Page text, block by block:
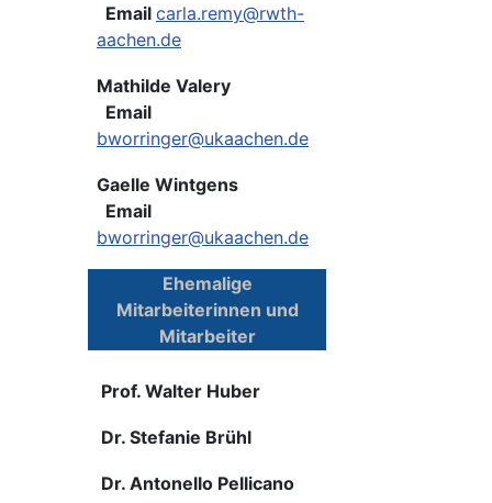
Email carla.remy@rwth-
aachen.de
Mathilde Valery
Email
bworringer@ukaachen.de
Gaelle Wintgens
Email
bworringer@ukaachen.de
Ehemalige
Mitarbeiterinnen und
Mitarbeiter
Prof. Walter Huber
Dr. Stefanie Brühl
Dr. Antonello Pellicano